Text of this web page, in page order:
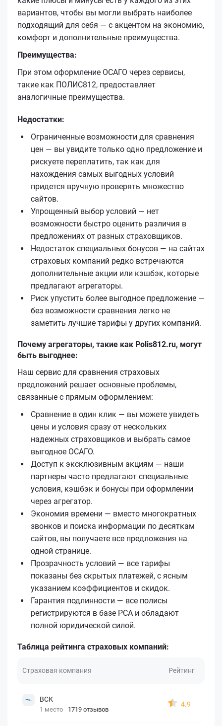
вариантов, чтобы вы могли выбрать наиболее
подходящий для себя — с акцентом на экономию,
комфорт и дополнительные преимущества.
Преимущества:
При этом оформление ОСАГО через сервисы,
такие как ПОЛИС812, предоставляет
аналогичные преимущества.
Недостатки:
Ограниченные возможности для сравнения
цен — вы увидите только одно предложение и
рискуете переплатить, так как для
нахождения самых выгодных условий
придется вручную проверять множество
сайтов.
Упрощенный выбор условий — нет
возможности быстро оценить различия в
предложениях от разных страховщиков.
Недостаток специальных бонусов — на сайтах
страховых компаний редко встречаются
дополнительные акции или кэшбэк, которые
предлагают агрегаторы.
Риск упустить более выгодное предложение —
без возможности сравнения легко не
заметить лучшие тарифы у других компаний.
Почему агрегаторы, такие как Polis812.ru, могут
быть выгоднее:
Наш сервис для сравнения страховых
предложений решает основные проблемы,
связанные с прямым оформлением:
Сравнение в один клик — вы можете увидеть
цены и условия сразу от нескольких
надежных страховщиков и выбрать самое
выгодное ОСАГО.
Доступ к эксклюзивным акциям — наши
партнеры часто предлагают специальные
условия, кэшбэк и бонусы при оформлении
через агрегатор.
Экономия времени — вместо многократных
звонков и поиска информации по десяткам
сайтов, вы получаете все предложения на
одной странице.
Прозрачность условий — все тарифы
показаны без скрытых платежей, с ясным
указанием коэффициентов и скидок.
Гарантия подлинности — все полисы
регистрируются в базе РСА и обладают
полной юридической силой.
Таблица рейтинга страховых компаний:
Страховая компания Рейтинг
ВСК
1 место 1719 отзывов
4.9